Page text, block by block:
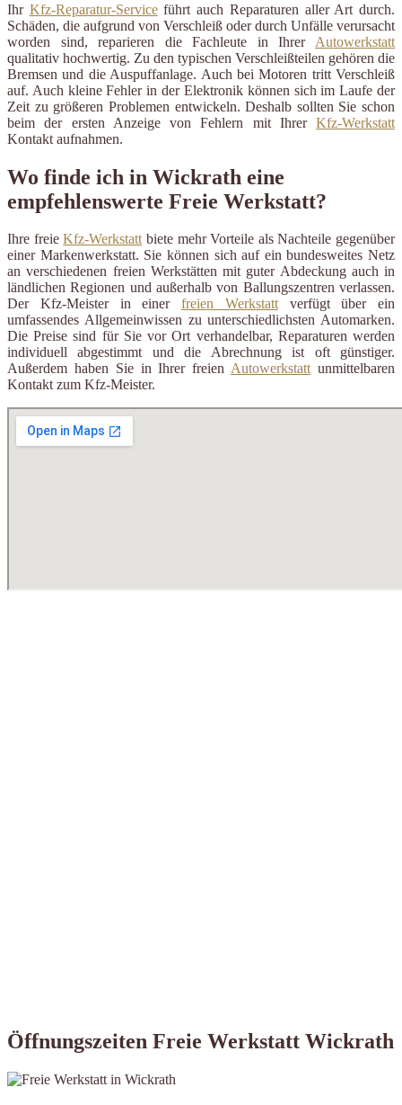
Ihr Kfz-Reparatur-Serviceführt auch Reparaturen aller Art durch.
Schäden, die aufgrund von Verschleiß oder durch Unfälle verursacht
worden sind, reparieren die Fachleute in Ihrer Autowerkstatt
qualitativ hochwertig. Zu den typischen Verschleißteilen gehören die
Bremsen und die Auspuffanlage. Auch bei Motoren tritt Verschleiß
auf. Auch kleine Fehler in der Elektronik können sich im Laufe der
Zeit zu größeren Problemen entwickeln. Deshalb sollten Sie schon
beim der ersten Anzeige von Fehlern mit Ihrer Kfz-Werkstatt
Kontakt aufnahmen.
Wo finde ich in Wickrath eine
empfehlenswerte Freie Werkstatt?
Ihre freieKfz-Werkstattbiete mehr Vorteile als Nachteile gegenüber
einer Markenwerkstatt. Sie können sich auf ein bundesweites Netz
an verschiedenen freien Werkstätten mit guter Abdeckung auch in
ländlichen Regionen und außerhalb von Ballungszentren verlassen.
Der Kfz-Meister in einer freien Werkstattverfügt über ein
umfassendes Allgemeinwissen zu unterschiedlichsten Automarken.
Die Preise sind für Sie vor Ort verhandelbar, Reparaturen werden
individuell abgestimmt und die Abrechnung ist oft günstiger.
Außerdem haben Sie in Ihrer freienAutowerkstattunmittelbaren
Kontakt zum Kfz-Meister.
Öffnungszeiten Freie Werkstatt Wickrath